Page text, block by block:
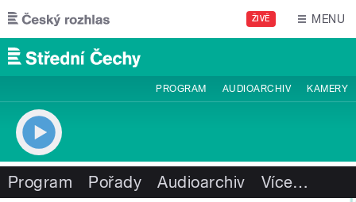
Přejít k hlavnímu obsahu
ŽIVĚ MENU
PROGRAM AUDIOARCHIV KAMERY
Program Pořady Audioarchiv Více…